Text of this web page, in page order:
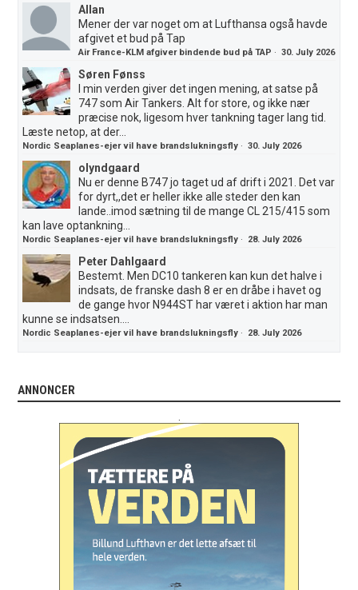
Allan
Mener der var noget om at Lufthansa også havde
afgivet et bud på Tap
Air France-KLM afgiver bindende bud på TAP ·30. July 2026
Søren Fønss
I min verden giver det ingen mening, at satse på
747 som Air Tankers. Alt for store, og ikke nær
præcise nok, ligesom hver tankning tager lang tid.
Læste netop, at der...
Nordic Seaplanes-ejer vil have brandslukningsfly ·30. July 2026
olyndgaard
Nu er denne B747 jo taget ud af drift i 2021. Det var
for dyrt,,det er heller ikke alle steder den kan
lande..imod sætning til de mange CL 215/415 som
kan lave optankning...
Nordic Seaplanes-ejer vil have brandslukningsfly · 28. July 2026
Peter Dahlgaard
Bestemt. Men DC10 tankeren kan kun det halve i
indsats, de franske dash 8 er en dråbe i havet og
de gange hvor N944ST har været i aktion har man
kunne se indsatsen....
Nordic Seaplanes-ejer vil have brandslukningsfly · 28. July 2026
ANNONCER